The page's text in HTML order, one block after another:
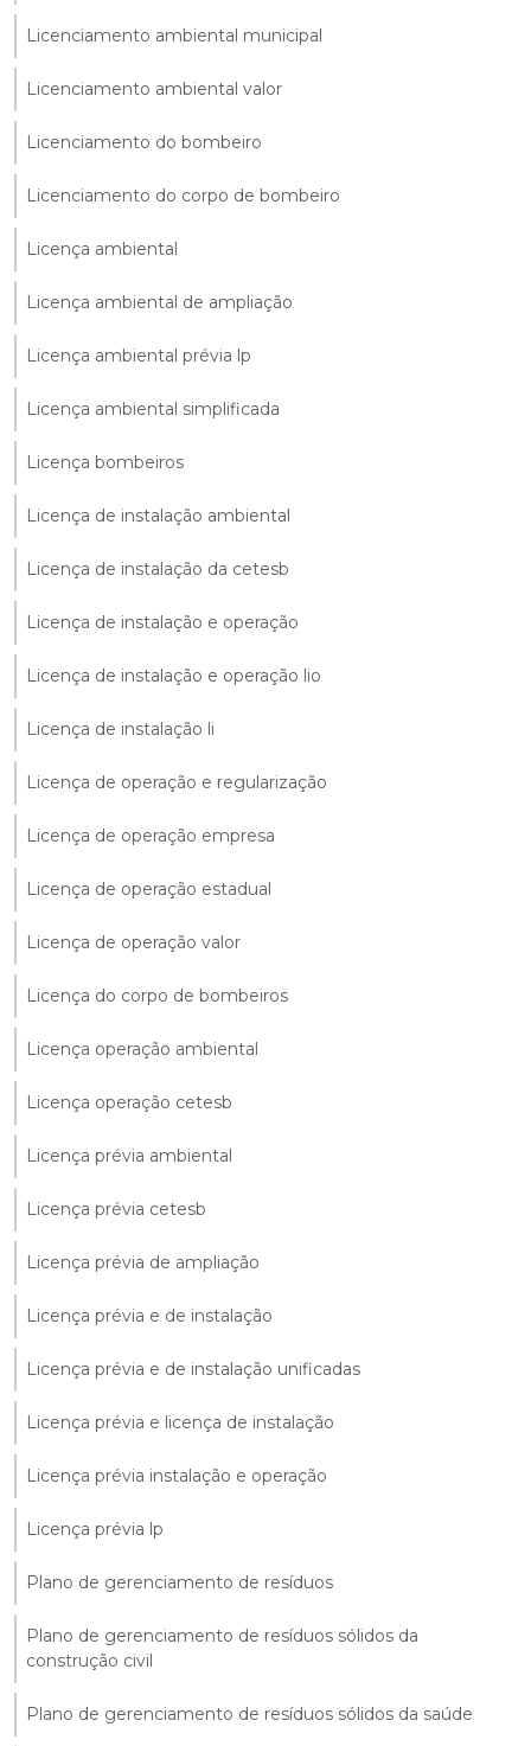
Licenciamento ambiental municipal
Licenciamento ambiental valor
Licenciamento do bombeiro
Licenciamento do corpo de bombeiro
Licença ambiental
Licença ambiental de ampliação
Licença ambiental prévia lp
Licença ambiental simplificada
Licença bombeiros
Licença de instalação ambiental
Licença de instalação da cetesb
Licença de instalação e operação
Licença de instalação e operação lio
Licença de instalação li
Licença de operação e regularização
Licença de operação empresa
Licença de operação estadual
Licença de operação valor
Licença do corpo de bombeiros
Licença operação ambiental
Licença operação cetesb
Licença prévia ambiental
Licença prévia cetesb
Licença prévia de ampliação
Licença prévia e de instalação
Licença prévia e de instalação unificadas
Licença prévia e licença de instalação
Licença prévia instalação e operação
Licença prévia lp
Plano de gerenciamento de resíduos
Plano de gerenciamento de resíduos sólidos da
construção civil
Plano de gerenciamento de resíduos sólidos da saúde